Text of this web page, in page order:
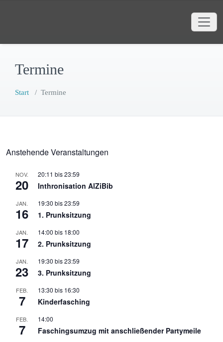
Webauftritt der Faschingsgesellschaft
AlZiBib Markt Bibart e.V.
Termine
Start / Termine
Anstehende Veranstaltungen
NOV.
20
20:11 bis23:59
Inthronisation AlZiBib
JAN.
16
19:30 bis23:59
1. Prunksitzung
JAN.
17
14:00 bis 18:00
2. Prunksitzung
JAN.
23
19:30 bis23:59
3. Prunksitzung
FEB.
7
13:30 bis 16:30
Kinderfasching
FEB.
7
14:00
Faschingsumzug mit anschließender Partymeile